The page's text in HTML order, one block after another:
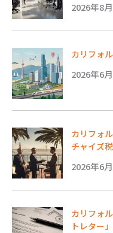
2026年8
カリフォ
2026年6
カリフォ
チャイズ税
2026年6
カリフォ
トレター